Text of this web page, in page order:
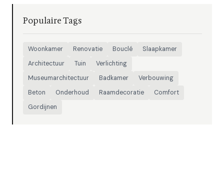
Populaire Tags
Woonkamer Renovatie Bouclé
Slaapkamer
Architectuur
Tuin
Verlichting
Museumarchitectuur
Badkamer
Verbouwing
Beton
Onderhoud Raamdecoratie
Comfort
Gordijnen